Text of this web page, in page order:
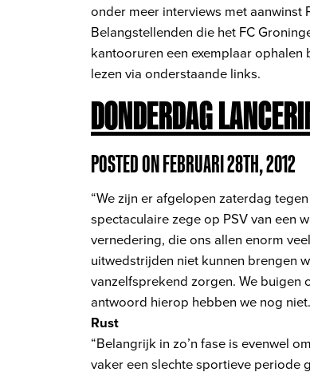
onder meer interviews met aanwinst
Belangstellenden die het FC
kantooruren een exemplaar
lezen via onderstaande links.
DONDERDAG
POSTED ON FEBRUARI 28TH, 2012
“We zijn er afgelopen zaterdag
spectaculaire zege op PSV van een
vernedering, die ons allen enorm
uitwedstrijden niet kunnen brengen
vanzelfsprekend zorgen. We buigen
antwoord hierop hebben we nog
Rust
“Belangrijk in zo’n fase is evenwel
vaker een slechte sportieve periode